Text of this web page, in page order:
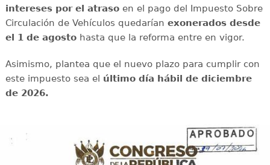
intereses por el atrasoen el pago del Impuesto Sobre
Circulación de Vehículos quedarían exonerados desde
el 1 de agostohasta que la reforma entre en vigor.
Asimismo, plantea que el nuevo plazo para cumplir con
este impuesto sea el último día hábil de diciembre
de 2026.